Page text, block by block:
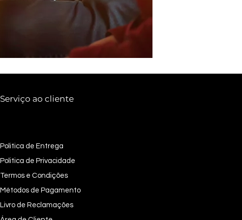
Serviço ao cliente
Politica de Entrega
Politica de Privacidade
Termos e Condições
Métodos de Pagamento
Livro de Reclamações